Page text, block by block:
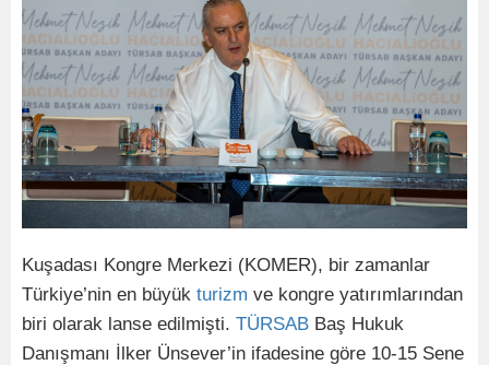
Kuşadası Kongre Merkezi (KOMER), bir zamanlar
Türkiye’nin en büyük turizm ve kongre yatırımlarından
biri olarak lanse edilmişti. TÜRSAB Baş Hukuk
Danışmanı İlker Ünsever’in ifadesine göre 10-15 Sene